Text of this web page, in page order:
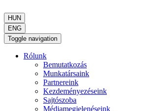
HUN
ENG
Toggle navigation
Rólunk
Bemutatkozás
Munkatársaink
Partnereink
Kezdeményezéseink
Sajtószoba
Médiamegjelenéseink